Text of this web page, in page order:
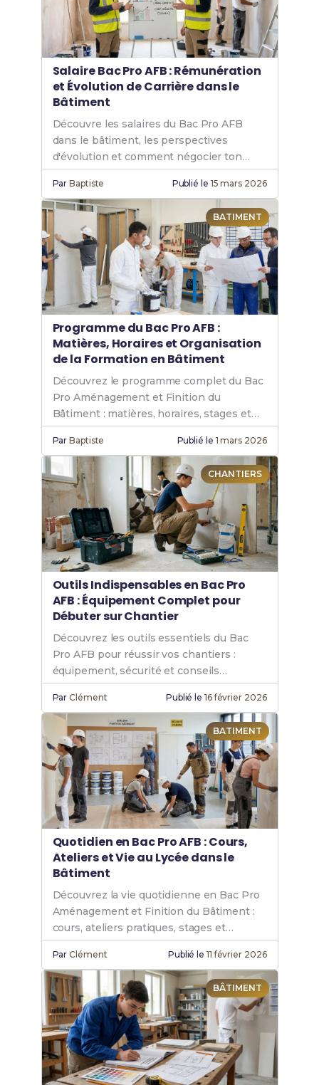
Salaire Bac Pro AFB : Rémunération
et Évolution de Carrière dans le
Bâtiment
Découvre les salaires du Bac Pro AFB
dans le bâtiment, les perspectives
d'évolution et comment négocier ton
premier contrat.
ParBaptiste Publié le 15 mars 2026
BATIMENT
Programme du Bac Pro AFB :
Matières, Horaires et Organisation
de la Formation en Bâtiment
Découvrez le programme complet du Bac
Pro Aménagement et Finition du
Bâtiment : matières, horaires, stages et
projets pratiques en bâtiment.
ParBaptiste Publié le 1 mars 2026
CHANTIERS
Outils Indispensables en Bac Pro
AFB : Équipement Complet pour
Débuter sur Chantier
Découvrez les outils essentiels du Bac
Pro AFB pour réussir vos chantiers :
équipement, sécurité et conseils
pratiques en aménagement et finition.
ParClément Publié le 16 février 2026
BATIMENT
Quotidien en Bac Pro AFB : Cours,
Ateliers et Vie au Lycée dans le
Bâtiment
Découvrez la vie quotidienne en Bac Pro
Aménagement et Finition du Bâtiment :
cours, ateliers pratiques, stages et
préparation à l'examen.
ParClément Publié le 11 février 2026
BÂTIMENT